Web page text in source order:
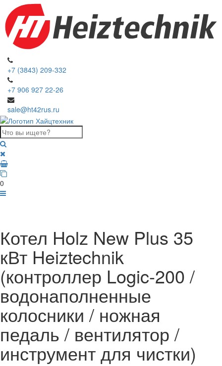
+7 (3843) 209-332
+7 906 927 22-26
sale@ht42rus.ru
0
Котел Holz New Plus 35
кВт Heiztechnik
(контроллер Logic-200 /
водонаполненные
колосники / ножная
педаль / вентилятор /
инструмент для чистки)